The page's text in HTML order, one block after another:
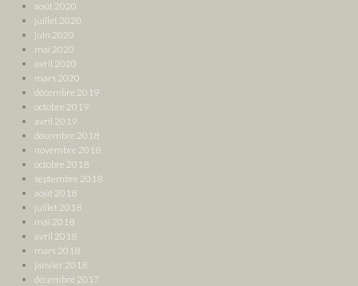
août 2020
juillet 2020
juin 2020
mai 2020
avril 2020
mars 2020
décembre 2019
octobre 2019
avril 2019
décembre 2018
novembre 2018
octobre 2018
septembre 2018
août 2018
juillet 2018
mai 2018
avril 2018
mars 2018
janvier 2018
décembre 2017